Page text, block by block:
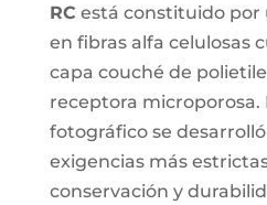
RC está constituido por
en fibras alfa celulosas
capa couché de
receptora microporosa.
fotográfico se
exigencias más
conservación y